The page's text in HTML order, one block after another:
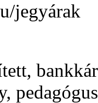
jegyárak